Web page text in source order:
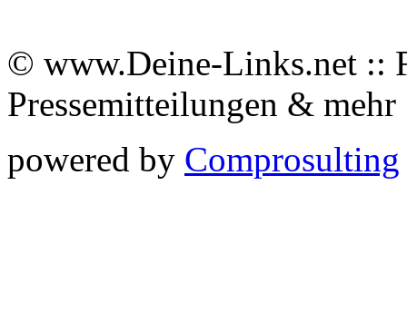
© www.Deine-Links.net ::
Pressemitteilungen &
powered by Comprosulting